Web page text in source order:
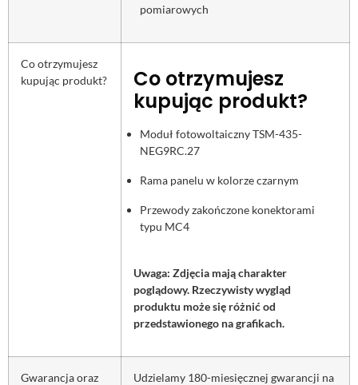
pomiarowych
Co otrzymujesz
kupując produkt?
Co otrzymujesz
kupując produkt?
Moduł fotowoltaiczny TSM-435-
NEG9RC.27
Rama panelu w kolorze czarnym
Przewody zakończone konektorami
typu MC4
Uwaga: Zdjęcia mają charakter
poglądowy. Rzeczywisty wygląd
produktu może się różnić od
przedstawionego na grafikach.
Gwarancja oraz
Udzielamy 180-miesięcznej gwarancji na